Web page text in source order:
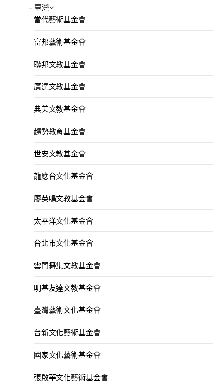
– 臺灣
當代藝術基金會
富邦藝術基金會
聯邦文教基金會
廣達文教基金會
典美文教基金會
趨勢教育基金會
世安文教基金會
龍應台文化基金會
廖英鳴文教基金會
太平洋文化基金會
台北市文化基金會
雲門舞集文教基金會
明基友達文教基金會
臺灣藝術文化基金會
台新文化藝術基金會
國家文化藝術基金會
張啟華文化藝術基金會